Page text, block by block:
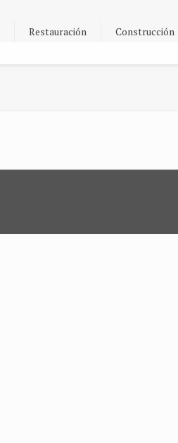
Restauración Construcción